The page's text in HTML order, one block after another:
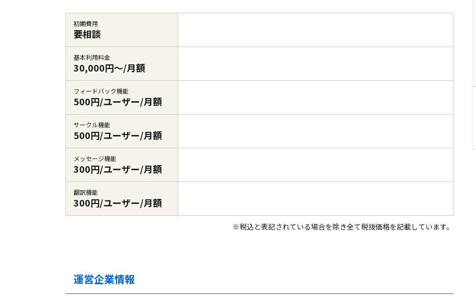
初期費用
要相談
基本利用料金
30,000円～/月額
フィードバック機能
500円/ユーザー/月額
サークル機能
500円/ユーザー/月額
メッセージ機能
300円/ユーザー/月額
翻訳機能
300円/ユーザー/月額
※税込と表記されている場合を除き全て税抜価格を記載しています。
運営企業情報